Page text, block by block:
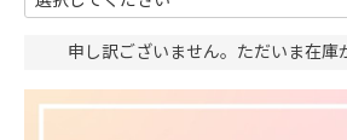
申し訳ございません。ただいま在庫